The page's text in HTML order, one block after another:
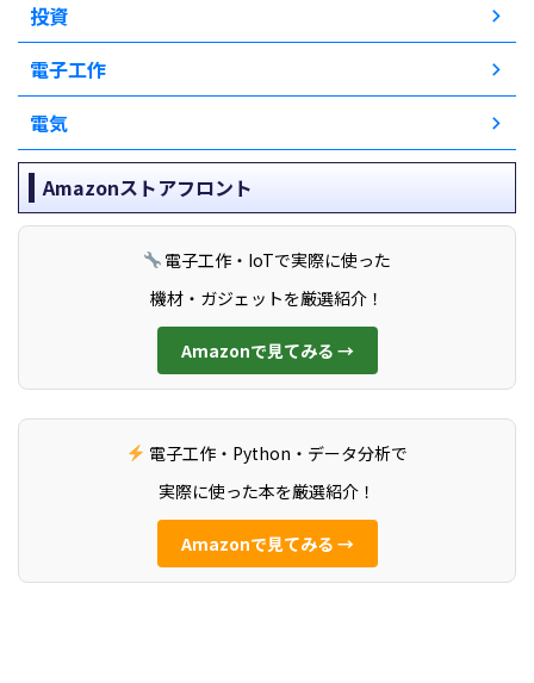
投資
電子工作
電気
Amazonストアフロント
電子工作・IoTで実際に使った
機材・ガジェットを厳選紹介！
Amazonで見てみる →
電子工作・Python・データ分析で
実際に使った本を厳選紹介！
Amazonで見てみる →